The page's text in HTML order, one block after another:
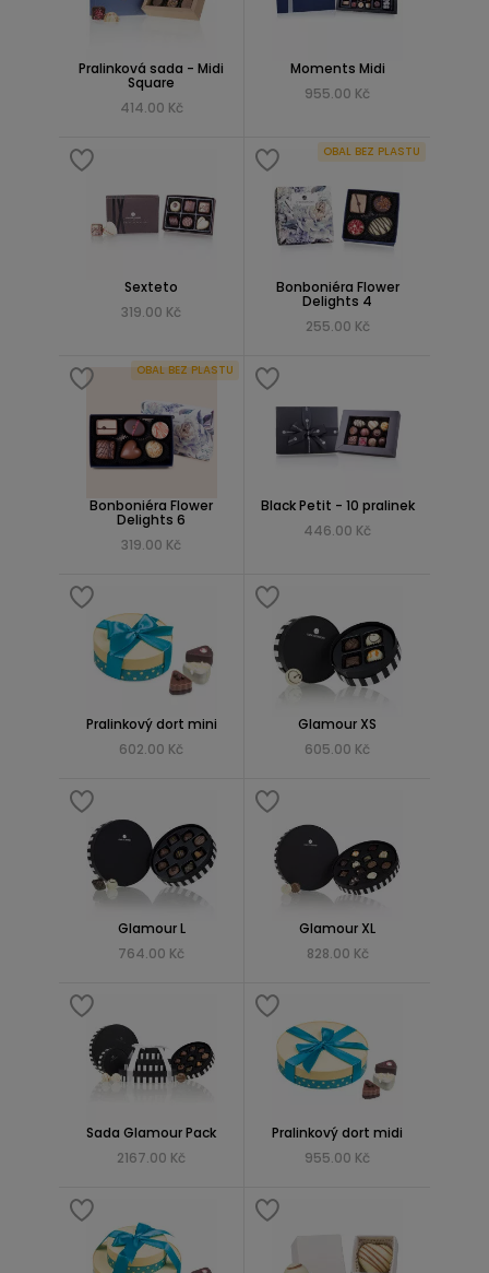
Pralinková sada - Midi
Square
414.00 Kč
Moments Midi
955.00 Kč
Sexteto
319.00 Kč
OBAL BEZ PLASTU
Bonboniéra Flower
Delights 4
255.00 Kč
OBAL BEZ PLASTU
Bonboniéra Flower
Delights 6
319.00 Kč
Black Petit - 10 pralinek
446.00 Kč
Pralinkový dort mini
602.00 Kč
Glamour XS
605.00 Kč
Glamour L
764.00 Kč
Glamour XL
828.00 Kč
Sada Glamour Pack
2167.00 Kč
Pralinkový dort midi
955.00 Kč